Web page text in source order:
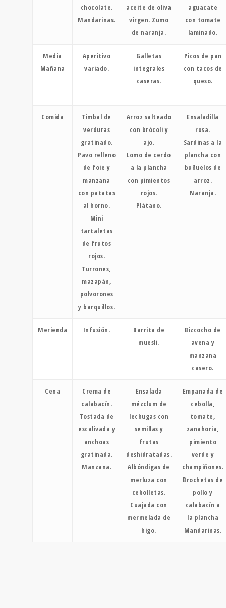
chocolate.
Mandarinas.
aceite de oliva
virgen. Zumo
de naranja.
aguacate
con tomate
laminado.
Media
Mañana
Aperitivo
variado.
Galletas
integrales
caseras.
Picos de pan
con tacos de
queso.
Comida
Timbal de
verduras
gratinado.
Pavo relleno
de foie y
manzana
con patatas
al horno.
Mini
tartaletas
de frutos
rojos.
Turrones,
mazapán,
polvorones
y barquillos.
Arroz salteado
con brócoli y
ajo.
Lomo de cerdo
a la plancha
con pimientos
rojos.
Plátano.
Ensaladilla
rusa.
Sardinas a la
plancha con
buñuelos de
arroz.
Naranja.
Merienda Infusión.
Barrita de
muesli.
Bizcocho de
avena y
manzana
casero.
Cena
Crema de
calabacín.
Tostada de
escalivada y
anchoas
gratinada.
Manzana.
Ensalada
mézclum de
lechugas con
semillas y
frutas
deshidratadas.
Albóndigas de
merluza con
cebolletas.
Cuajada con
mermelada de
higo.
Empanada de
cebolla,
tomate,
zanahoria,
pimiento
verde y
champiñones.
Brochetas de
pollo y
calabacín a
la plancha
Mandarinas.